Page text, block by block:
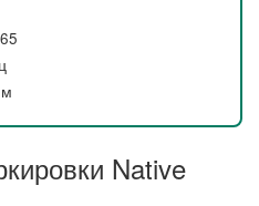
Native